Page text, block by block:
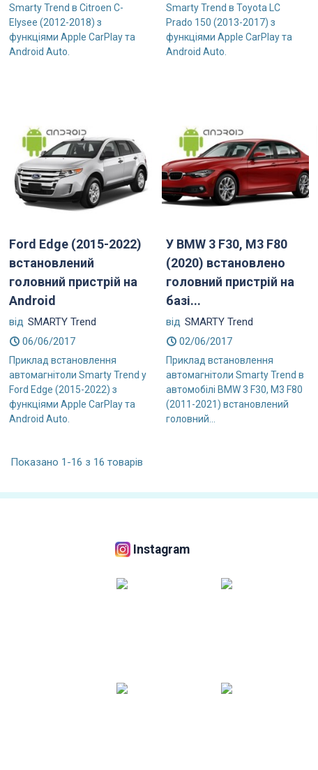
Smarty Trend в Citroen C-
Elysee (2012-2018) з
функціями Apple CarPlay та
Android Auto.
Smarty Trend в Toyota LС
Prado 150 (2013-2017) з
функціями Apple CarPlay та
Android Auto.
Ford Edge (2015-2022)
встановлений
головний пристрій на
Android
від SMARTY Trend
06/06/2017
Приклад встановлення
автомагнітоли Smarty Trend у
Ford Edge (2015-2022) з
функціями Apple CarPlay та
Android Auto.
У BMW 3 F30, M3 F80
(2020) встановлено
головний пристрій на
базі...
від SMARTY Trend
02/06/2017
Приклад встановлення
автомагнітоли Smarty Trend в
автомобілі BMW 3 F30, M3 F80
(2011-2021) встановлений
головний...
Показано 1-16 з 16 товарів
Instagram